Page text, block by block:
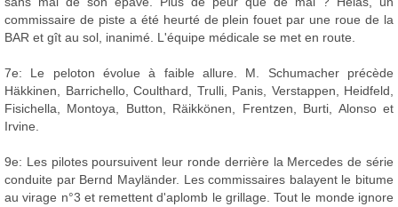
commissaire de piste a été heurté de plein fouet par une roue de la
BAR et gît au sol, inanimé. L'équipe médicale se met en route.
7e: Le peloton évolue à faible allure. M. Schumacher précède
Häkkinen, Barrichello, Coulthard, Trulli, Panis, Verstappen, Heidfeld,
Fisichella, Montoya, Button, Räikkönen, Frentzen, Burti, Alonso et
Irvine.
9e: Les pilotes poursuivent leur ronde derrière la Mercedes de série
conduite par Bernd Mayländer. Les commissaires balayent le bitume
au virage n°3 et remettent d'aplomb le grillage. Tout le monde ignore